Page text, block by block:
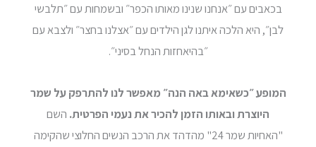
בכאבים עם ״אנחנו שנינו מאותו הכפר״ ובשמחות עם ״תלבשי
לבן״, היא הלכה איתנו לגן הילדים עם ״אצלנו בחצר״ ולצבא עם
״בהיאחזות הנחל בסיני״.
המופע ״כשאימא באה הנה״ מאפשר לנו להתרפק על שמר
היוצרת ובאותו הזמן להכיר את נעמי הפרטית. השם
"האחיות שמר 24" מהדהד את הרכב הנשים החלוצי שהקימה